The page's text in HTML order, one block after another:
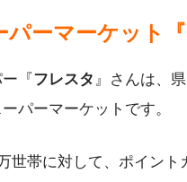
ーマーケット『
『フレスタ 』さんは、
パーマーケットです。
世帯に対して、ポイント